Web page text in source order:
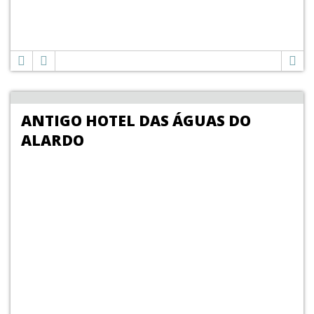
ANTIGO HOTEL DAS ÁGUAS DO
ALARDO